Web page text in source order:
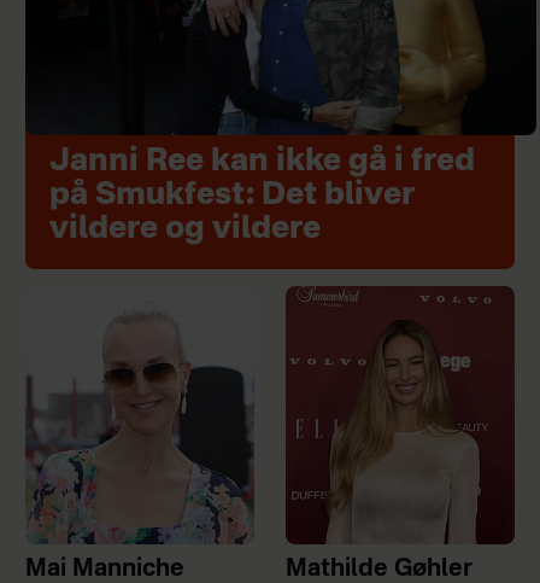
Janni Ree kan ikke gå i fred
på Smukfest: Det bliver
vildere og vildere
Mai Manniche
Mathilde Gøhler